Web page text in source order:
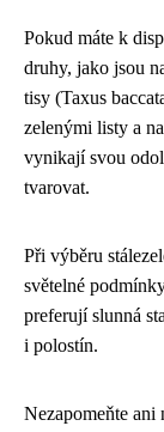
Pokud máte k
druhy, jako jsou
tisy (Taxus
zelenými listy a
vynikají svou
tvarovat.
Při výběru
světelné
preferují slunná
i polostín.
Nezapomeňte